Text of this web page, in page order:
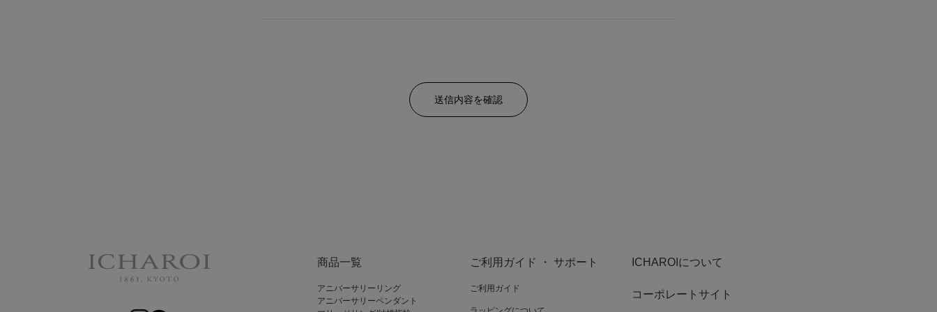
商品一覧
アニバーサリーリング
アニバーサリーペンダント
ご利用ガイド ・ サポート
ご利用ガイド
ICHAROIについて
コーポレートサイト